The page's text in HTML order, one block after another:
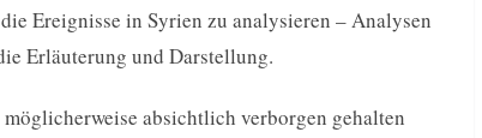
Ereignisse in Syrien zu analysieren – Analysen
Erläuterung und Darstellung.
absichtlich verborgen gehalten